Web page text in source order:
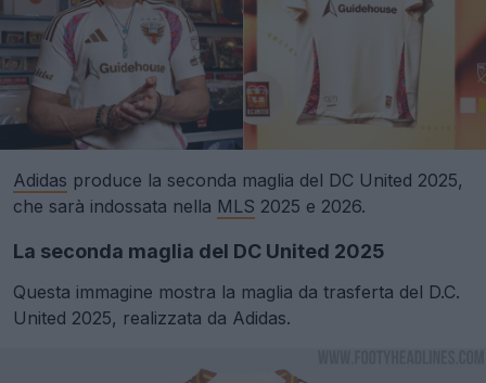
Adidas produce la seconda maglia del DC United 2025,
che sarà indossata nella MLS 2025 e 2026.
La seconda maglia del DC United 2025
Questa immagine mostra la maglia da trasferta del D.C.
United 2025, realizzata da Adidas.